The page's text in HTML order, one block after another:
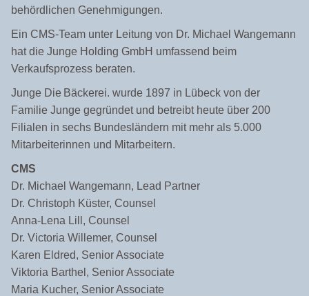
behördlichen Genehmigungen.
Ein CMS-Team unter Leitung von Dr. Michael Wangemann
hat die Junge Holding GmbH umfassend beim
Verkaufsprozess beraten.
Junge Die Bäckerei. wurde 1897 in Lübeck von der
Familie Junge gegründet und betreibt heute über 200
Filialen in sechs Bundesländern mit mehr als 5.000
Mitarbeiterinnen und Mitarbeitern.
CMS
Dr. Michael Wangemann, Lead Partner
Dr. Christoph Küster, Counsel
Anna-Lena Lill, Counsel
Dr. Victoria Willemer, Counsel
Karen Eldred, Senior Associate
Viktoria Barthel, Senior Associate
Maria Kucher, Senior Associate